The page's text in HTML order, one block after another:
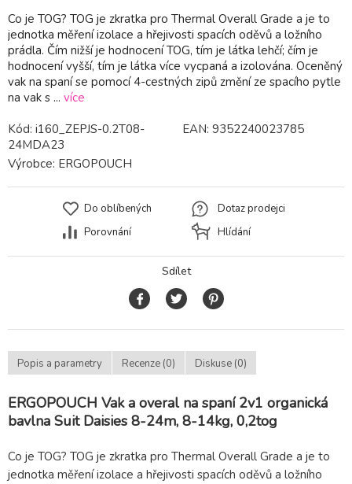
Co je TOG? TOG je zkratka pro Thermal Overall Grade a je to
jednotka měření izolace a hřejivosti spacích oděvů a ložního
prádla. Čím nižší je hodnocení TOG, tím je látka lehčí; čím je
hodnocení vyšší, tím je látka více vycpaná a izolována. Oceněný
vak na spaní se pomocí 4-cestných zipů změní ze spacího pytle
na vak s ... více
Kód: i160_ZEPJS-0.2T08-
24MDA23
EAN: 9352240023785
Výrobce: ERGOPOUCH
Do oblíbených
Porovnání
Dotaz prodejci
Hlídání
Sdílet
Popis a parametry Recenze (0) Diskuse (0)
ERGOPOUCH Vak a overal na spaní 2v1 organická
bavlna Suit Daisies 8-24m, 8-14kg, 0,2tog
Co je TOG? TOG je zkratka pro Thermal Overall Grade a je to
jednotka měření izolace a hřejivosti spacích oděvů a ložního